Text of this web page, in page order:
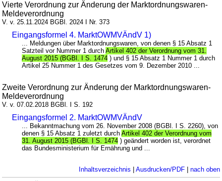
Vierte Verordnung zur Änderung der Marktordnungswaren-
Meldeverordnung
V. v. 25.11.2024 BGBl. 2024 I Nr. 373
Eingangsformel 4. MarktOWMVÄndV 1)
... Meldungen über Marktordnungswaren, von denen § 15 Absatz 1
Satzteil vor Nummer 1 durchArtikel 402 der Verordnung vom 31.
August 2015 (BGBl. I S. 1474 ) und § 15 Absatz 1 Nummer 1 durch
Artikel 25 Nummer 1 des Gesetzes vom 9. Dezember 2010 ...
Zweite Verordnung zur Änderung der Marktordnungswaren-
Meldeverordnung
V. v. 07.02.2018 BGBl. I S. 192
Eingangsformel 2. MarktOWMVÄndV
... Bekanntmachung vom 26. November 2008 (BGBl. I S. 2260), von
denen § 15 Absatz 1 zuletzt durchArtikel 402 der Verordnung vom
31. August 2015 (BGBl. I S. 1474 ) geändert worden ist, verordnet
das Bundesministerium für Ernährung und ...
Inhaltsverzeichnis Ausdrucken/PDF| nach oben